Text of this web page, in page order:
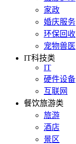
家政
婚庆服务
环保回收
宠物兽医
IT科技类
IT
硬件设备
互联网
餐饮旅游类
旅游
酒店
景区